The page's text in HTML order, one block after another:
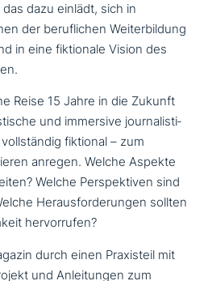
dazu einlädt, sich in
der beruf­li­chen Weiterbildung
in eine fik­tio­na­le Vision des
Reise 15 Jahre in die Zukunft
und immersive jour­na­li­sti­
fiktional – zum
anregen. Welche Aspekte
Welche Perspektiven sind
Herausforderungen sollten
hervorrufen?
durch einen Praxisteil mit
und Anleitungen zum